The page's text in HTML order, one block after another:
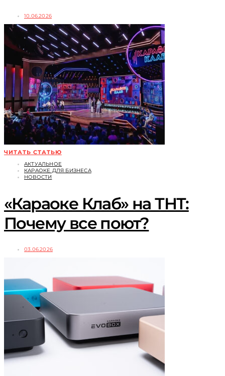
10.06.2026
ЧИТАТЬ СТАТЬЮ
АКТУАЛЬНОЕ
КАРАОКЕ ДЛЯ БИЗНЕСА
НОВОСТИ
«Караоке Клаб» на ТНТ:
Почему все поют?
03.06.2026